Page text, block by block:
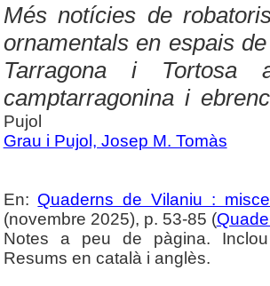
Més notícies de
ornamentals en espais
Tarragona i Tortosa
camptarragonina i
Pujol
Grau i Pujol, Josep M. Tomàs
En: Quaderns de Vilaniu :
(novembre 2025), p. 53-85 (
Notes a peu de pàgina. Inclou
Resums en català i anglès.